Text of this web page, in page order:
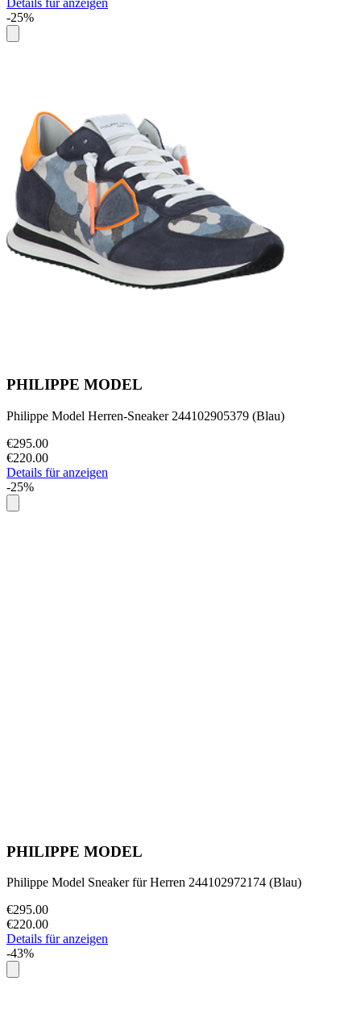
-25%
PHILIPPE MODEL
Philippe Model Herren-Sneaker 244102905379 (Blau)
€295.00
€220.00
Details für anzeigen
-25%
PHILIPPE MODEL
Philippe Model Sneaker für Herren 244102972174 (Blau)
€295.00
€220.00
Details für anzeigen
-43%